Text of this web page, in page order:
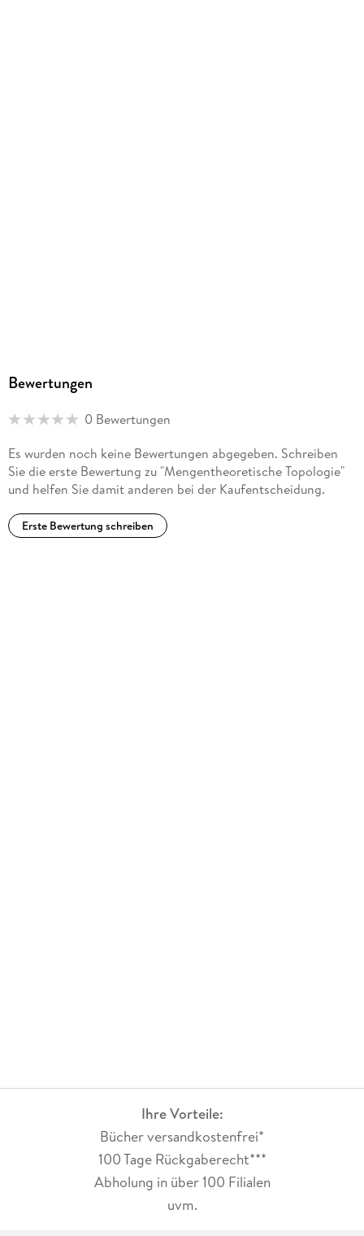
Anwendungen. - Aufgaben. - 21 Zur historischen Entwicklung
der mengentheoretischen Topologie. - A Anmerkungen zu
Anmerkungen zu Kapitel 5. - D Anmerkungen zu Kapitel 10. -
E Anmerkungen zu Kapitel 9, 11 und 14. - FAnmerkungen zu
Kapitel 12, 13 und 15. - Diagramm. - Symbole.
Bewertungen
0 Bewertungen
Es wurden noch keine Bewertungen abgegeben. Schreiben
Sie die erste Bewertung zu "Mengentheoretische Topologie"
und helfen Sie damit anderen bei der Kaufentscheidung.
Erste Bewertung schreiben
Ihre Vorteile:
Bücher versandkostenfrei*
100 Tage Rückgaberecht***
Abholung in über 100 Filialen
uvm.